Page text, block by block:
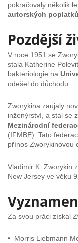
pokračovaly několik
autorských
Pozdější
V roce 1951 se
stala Katherine
bakteriologie na
odešel do důchodu.
Zworykina zaujaly
inženýrství, a stal se
Mezinárodní
(IFMBE). Tato
přínos Zworykinovou
Vladimir K. Zworykin
New Jersey ve věku
Za svou práci získal
• Morris Liebmann